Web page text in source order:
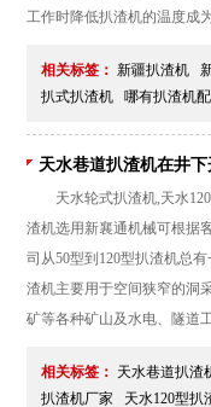
工作时降低扒渣机的温度成
相关标签： 新疆扒渣机
扒式扒渣机
哪有扒渣机
天水巷道扒渣机在井
天水轮式扒渣机,天水
渣机选用新襄通机械可根据
司从50型到120型扒渣机总
渣机主要用于空间狭窄的洞
矿等各种矿山及水电、隧道
相关标签： 天水巷道扒渣
扒渣机厂家
天水120型扒